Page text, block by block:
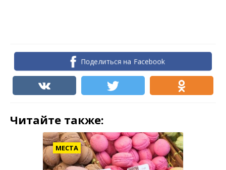
Поделиться на Facebook
Читайте также:
МЕСТА